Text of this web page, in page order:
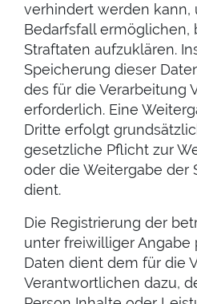
verhindert werden kann,
Bedarfsfall ermöglichen,
Straftaten aufzuklären.
Speicherung dieser
des für die Verarbeitung
erforderlich. Eine
Dritte erfolgt
gesetzliche Pflicht zur
oder die Weitergabe der
dient.
Die Registrierung der
unter freiwilliger
Daten dient dem für die
Verantwortlichen dazu,